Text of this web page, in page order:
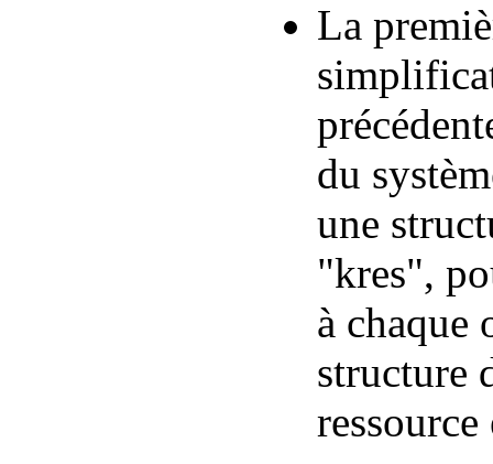
La
du
une
"kres",
à chaque
structure
ressource